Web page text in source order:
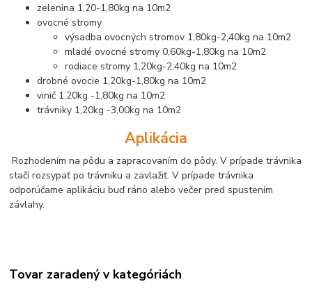
zelenina 1,20-1,80kg na 10m2
ovocné stromy
výsadba ovocných stromov 1,80kg-2,40kg na 10m2
mladé ovocné stromy 0,60kg-1,80kg na 10m2
rodiace stromy 1,20kg-2,40kg na 10m2
drobné ovocie 1,20kg-1,80kg na 10m2
vinič 1,20kg -1,80kg na 10m2
trávniky 1,20kg -3,00kg na 10m2
Aplikácia
Rozhodením na pôdu a zapracovaním do pôdy. V prípade trávnika
stačí rozsypať po trávniku a zavlažiť. V prípade trávnika
odporúčame aplikáciu buď ráno alebo večer pred spustením
závlahy.
Tovar zaradený v kategóriách